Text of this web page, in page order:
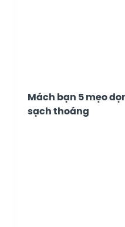
Mách bạn 5 mẹo
sạch thoáng